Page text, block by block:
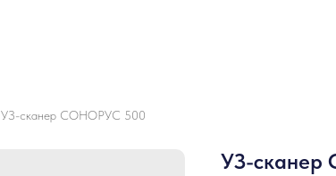
УЗ-сканер СОНОРУС 500
УЗ-